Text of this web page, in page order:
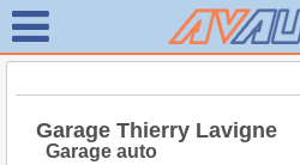
Garage Thierry Lavigne
Garage auto